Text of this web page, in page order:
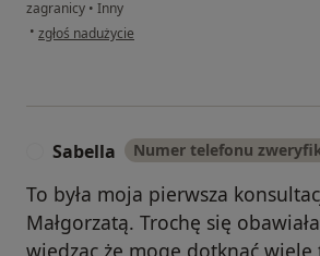
zagranicy • Inny
• w opinii użytkownika Urszula
zgłoś nadużycie
Sabella Numer telefonu
To była moja pierwsza
Małgorzatą. Trochę się